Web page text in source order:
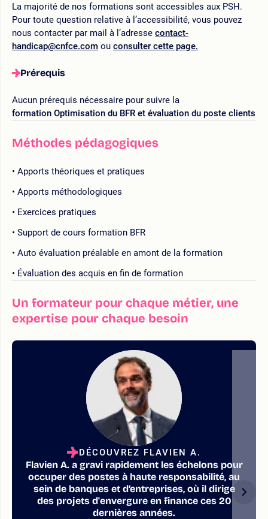
La majorité de nos formations sont accessibles aux PSH.
Pour toute question relative à l’accessibilité, vous pouvez
nous contacter par mail à l’adresse contact-
handicap@cnfce.com ou consulter cette page.
Prérequis
Aucun prérequis nécessaire pour suivre la
formation Optimisation du BFR et évaluation du poste clients
Méthodes pédagogiques
Apports théoriques et pratiques
Apports méthodologiques
Exercices pratiques
Support de cours formation BFR
Auto évaluation préalable en amont de la formation
Évaluation des acquis en fin de formation
Un formateur pour chaque métier, une
expertise pour chaque besoin
DÉCOUVREZ FLAVIEN A.
Flavien A. a gravi rapidement les échelons pour
occuper des postes à haute responsabilité, au
sein de banques et d’entreprises, où il dirige
des projets d'envergure en finance ces 20
dernières années.